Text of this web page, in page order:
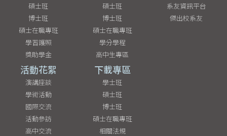
碩士班
博士班
碩士在職專班
學習護照
獎助學金
碩士班
博士班
碩士在職專班
學分學程
高中生專區
系友資訊平台
傑出校系友
活動花絮
演講座談
學術活動
國際交流
活動參訪
高中交流
下載專區
學士班
碩士班
博士班
碩士在職專班
相關法規